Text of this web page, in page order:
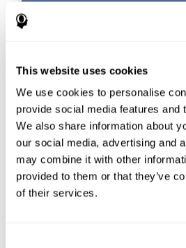
This website uses cookies
We use cookies to personalise
provide social media features and
We also share information about
our social media, advertising and
may combine it with other
provided to them or that they’ve
of their services.
pour adapter notre système
demandes de trafic tout au
maximum performances
de trafic élevé sans gaspiller
serveur pendant les
AWS nous fournit non
fantastiques pour créer un
de données puissant,
grâce au WAF (Web
d'Amazon, nous pouvons
nos applications Web sont à